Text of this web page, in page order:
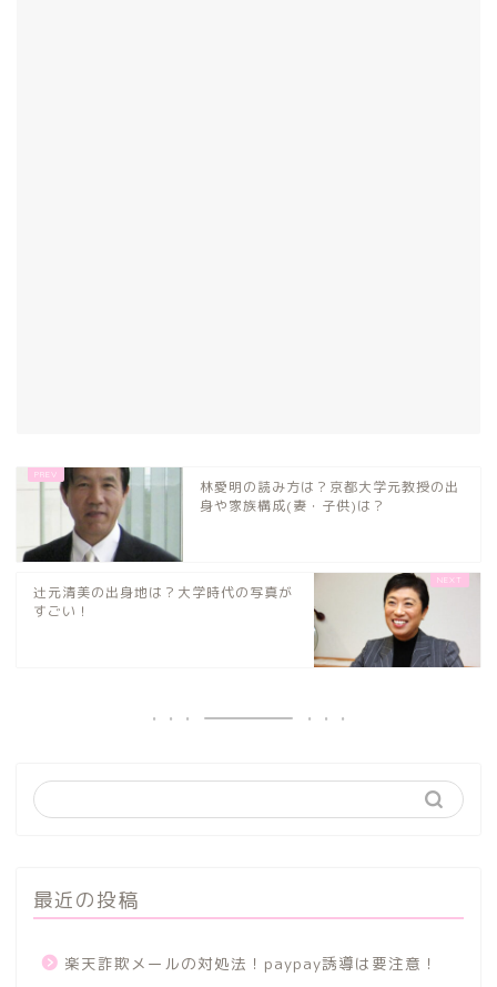
林愛明の読み方は？京都大学元教授の出
身や家族構成(妻・子供)は？
辻元清美の出身地は？大学時代の写真が
すごい！
最近の投稿
楽天詐欺メールの対処法！paypay誘導は要注意！